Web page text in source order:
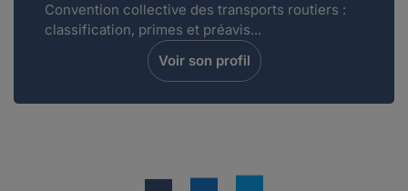
Convention collective des transports routiers :
classification, primes et préavis...
Voir son profil